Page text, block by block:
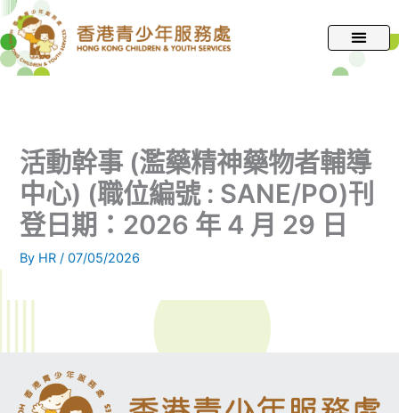
跳
至
主
活動幹事 (濫藥精神藥物者輔導
中心) (職位編號 : SANE/PO)刊
登日期：2026 年 4 月 29 日
By HR/07/05/2026